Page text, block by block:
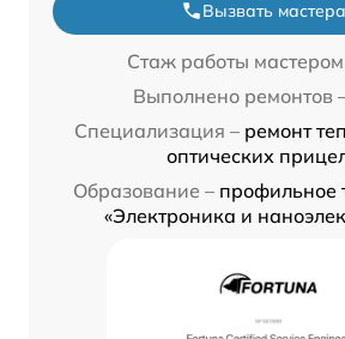
Вызвать мастера
Стаж работы
Выполнено ремонтов
Специализация – ремонт
оптических
Образование – профильное
«Электроника и